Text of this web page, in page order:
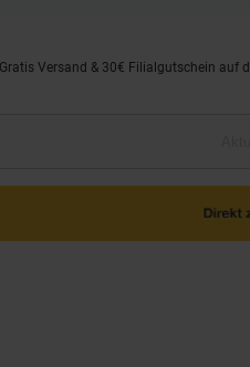
Promotion "Gratis Versand &amp; 30€
Gratis Versand & 30€ Filialgutschein auf